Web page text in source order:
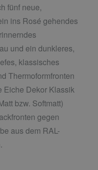
fünf neue,
ins Rosé gehendes
und ein dunkleres,
klassisches
Thermoformfronten
Eiche Dekor Klassik
bzw. Softmatt)
gegen
aus dem RAL-